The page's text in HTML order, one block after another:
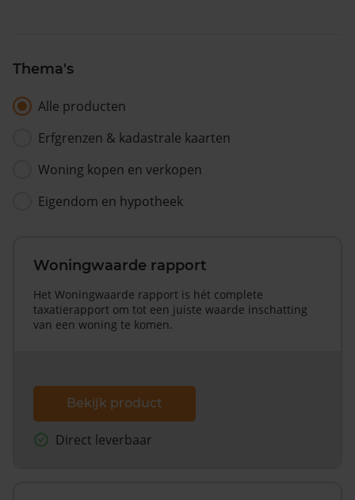
Thema's
Alle producten
Erfgrenzen & kadastrale kaarten
Woning kopen en verkopen
Eigendom en hypotheek
Woningwaarde rapport
Het Woningwaarde rapport is hét complete
taxatierapport om tot een juiste waarde inschatting
van een woning te komen.
Bekijk product
Direct leverbaar